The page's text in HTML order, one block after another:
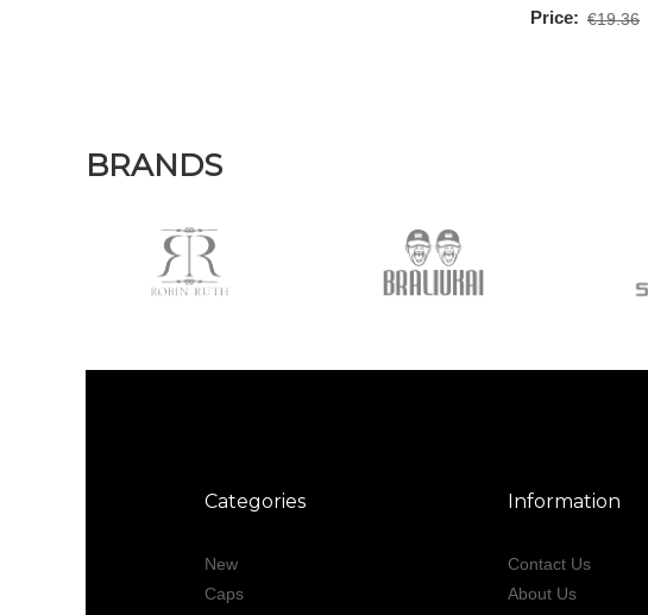
Price: €19.36
BRANDS
Categories
New
Caps
Information
Contact Us
About Us